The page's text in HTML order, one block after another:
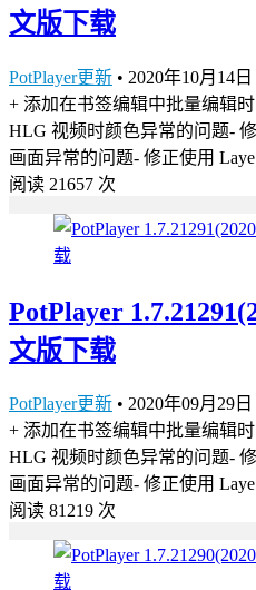
文版下载
PotPlayer更新 • 2020年10月14日
+ 添加在书签编辑中批量编辑
HLG 视频时颜色异常的问题-
画面异常的问题- 修正使用
阅读 21657 次
PotPlayer
文版下载
PotPlayer更新 • 2020年09月29日
+ 添加在书签编辑中批量编辑
HLG 视频时颜色异常的问题-
画面异常的问题- 修正使用
阅读 81219 次